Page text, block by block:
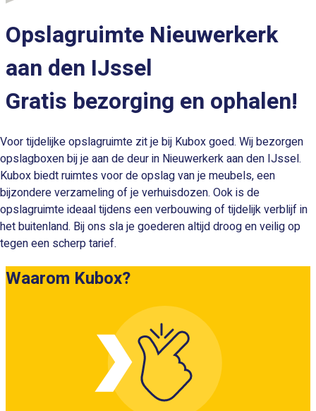
Opslagruimte Nieuwerkerk
aan den IJssel
Gratis bezorging en ophalen!
Voor tijdelijke opslagruimte zit je bij Kubox goed. Wij bezorgen
opslagboxen bij je aan de deur in Nieuwerkerk aan den IJssel.
Kubox biedt ruimtes voor de opslag van je meubels, een
bijzondere verzameling of je verhuisdozen. Ook is de
opslagruimte ideaal tijdens een verbouwing of tijdelijk verblijf in
het buitenland. Bij ons sla je goederen altijd droog en veilig op
tegen een scherp tarief.
Waarom Kubox?